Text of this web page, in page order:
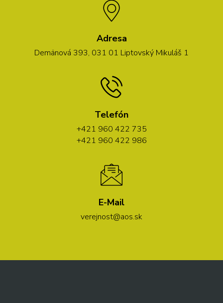
Adresa
Demänová 393, 031 01 Liptovský Mikuláš 1
Telefón
+421 960 422 735
+421 960 422 986
E-Mail
verejnost@aos.sk